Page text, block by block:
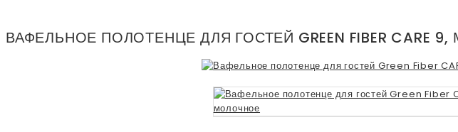
ВАФЕЛЬНОЕ ПОЛОТЕНЦЕ ДЛЯ ГОСТЕЙ GREEN FIBER CARE